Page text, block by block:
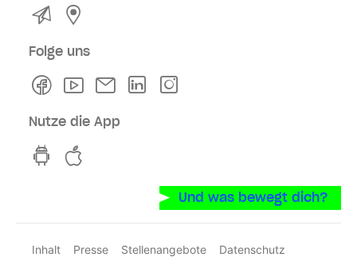
Kontakt
Folge uns
FacebookYoutubeNewsletterLinkedln
Nutze die App
hvv switch App auf GooglePlay
Und was bewegt dich?
Inhalt Presse Stellenangebote
Datenschutz